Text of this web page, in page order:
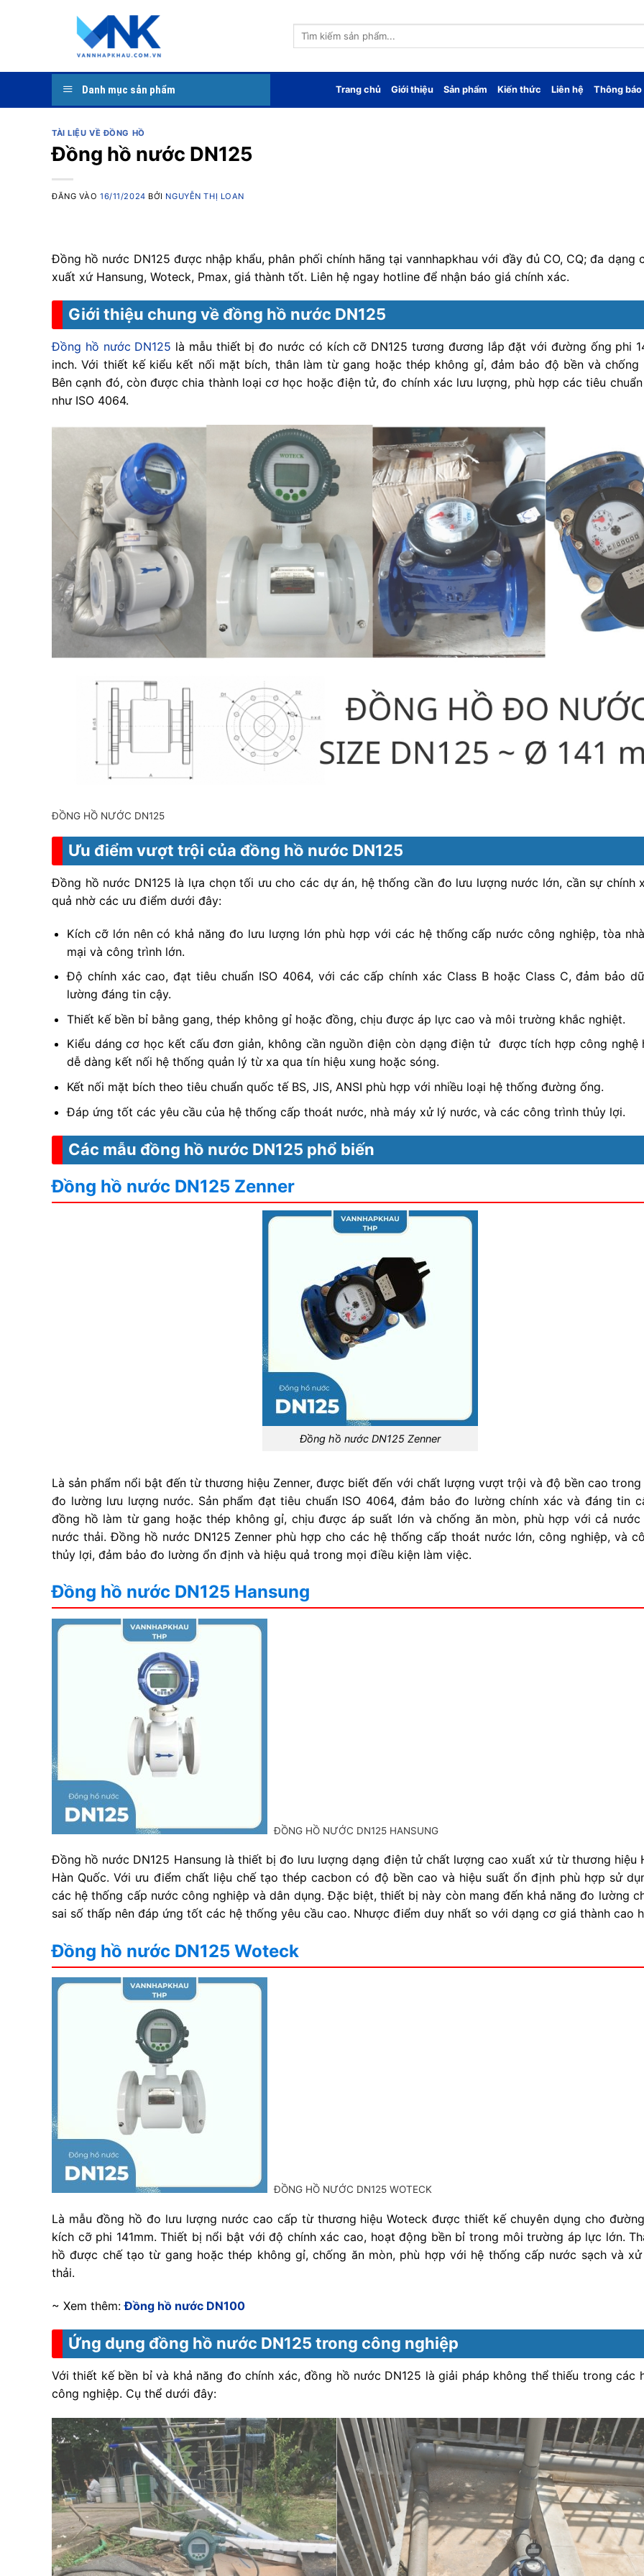
Tìm
Danh mục sản phẩm Trang chủ Giới thiệu Sản phẩm Kiến thức Liên hệ Thông báo
TÀI LIỆU VỀ ĐỒNG HỒ
Đồng hồ nước DN125
ĐĂNG VÀO16/11/2024 BỞI NGUYỄN THỊ LOAN
Đồng hồ nước DN125 được nhập khẩu, phân phối chính hãng tại vannhapkhau với đầy đủ CO, CQ; đa dạng
xuất xứ Hansung, Woteck, Pmax, giá thành tốt. Liên hệ ngay hotline để nhận báo giá chính xác.
Giới thiệu chung về đồng hồ nước DN125
Đồng hồ nước DN125 là mẫu thiết bị đo nước có kích cỡ DN125 tương đương lắp đặt với đường ống phi
inch. Với thiết kế kiểu kết nối mặt bích, thân làm từ gang hoặc thép không gỉ, đảm bảo độ bền và chống
Bên cạnh đó, còn được chia thành loại cơ học hoặc điện tử, đo chính xác lưu lượng, phù hợp các tiêu
như ISO 4064.
ĐỒNG HỒ NƯỚC DN125
Ưu điểm vượt trội của đồng hồ nước DN125
Đồng hồ nước DN125 là lựa chọn tối ưu cho các dự án, hệ thống cần đo lưu lượng nước lớn, cần sự chính
quả nhờ các ưu điểm dưới đây:
Kích cỡ lớn nên có khả năng đo lưu lượng lớn phù hợp với các hệ thống cấp nước công nghiệp, tòa
mại và công trình lớn.
Độ chính xác cao, đạt tiêu chuẩn ISO 4064, với các cấp chính xác Class B hoặc Class C, đảm bảo
lường đáng tin cậy.
Thiết kế bền bỉ bằng gang, thép không gỉ hoặc đồng, chịu được áp lực cao và môi trường khắc nghiệt.
Kiểu dáng cơ học kết cấu đơn giản, không cần nguồn điện còn dạng điện tử được tích hợp công nghệ
dễ dàng kết nối hệ thống quản lý từ xa qua tín hiệu xung hoặc sóng.
Kết nối mặt bích theo tiêu chuẩn quốc tế BS, JIS, ANSI phù hợp với nhiều loại hệ thống đường ống.
Đáp ứng tốt các yêu cầu của hệ thống cấp thoát nước, nhà máy xử lý nước, và các công trình thủy lợi.
Các mẫu đồng hồ nước DN125 phổ biến
Đồng hồ nước DN125 Zenner
Đồng hồ nước DN125 Zenner
Là sản phẩm nổi bật đến từ thương hiệu Zenner, được biết đến với chất lượng vượt trội và độ bền cao
đo lường lưu lượng nước. Sản phẩm đạt tiêu chuẩn ISO 4064, đảm bảo đo lường chính xác và đáng tin
đồng hồ làm từ gang hoặc thép không gỉ, chịu được áp suất lớn và chống ăn mòn, phù hợp với cả nước
nước thải. Đồng hồ nước DN125 Zenner phù hợp cho các hệ thống cấp thoát nước lớn, công nghiệp, và
thủy lợi, đảm bảo đo lường ổn định và hiệu quả trong mọi điều kiện làm việc.
Đồng hồ nước DN125 Hansung
ĐỒNG HỒ NƯỚC DN125 HANSUNG
Đồng hồ nước DN125 Hansung là thiết bị đo lưu lượng dạng điện tử chất lượng cao xuất xứ từ thương hiệu
Hàn Quốc. Với ưu điểm chất liệu chế tạo thép cacbon có độ bền cao và hiệu suất ổn định phù hợp sử
các hệ thống cấp nước công nghiệp và dân dụng. Đặc biệt, thiết bị này còn mang đến khả năng đo lường
sai số thấp nên đáp ứng tốt các hệ thống yêu cầu cao. Nhược điểm duy nhất so với dạng cơ giá thành cao
Đồng hồ nước DN125 Woteck
ĐỒNG HỒ NƯỚC DN125 WOTECK
Là mẫu đồng hồ đo lưu lượng nước cao cấp từ thương hiệu Woteck được thiết kế chuyên dụng cho
kích cỡ phi 141mm. Thiết bị nổi bật với độ chính xác cao, hoạt động bền bỉ trong môi trường áp lực lớn.
hồ được chế tạo từ gang hoặc thép không gỉ, chống ăn mòn, phù hợp với hệ thống cấp nước sạch và
thải.
~ Xem thêm:Đồng hồ nước DN100
Ứng dụng đồng hồ nước DN125 trong công nghiệp
Với thiết kế bền bỉ và khả năng đo chính xác, đồng hồ nước DN125 là giải pháp không thể thiếu trong các
công nghiệp. Cụ thể dưới đây: